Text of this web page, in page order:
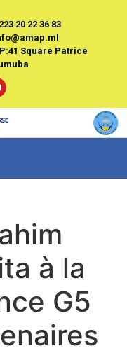
20 22 36 83
Square Patrice
à la
G5